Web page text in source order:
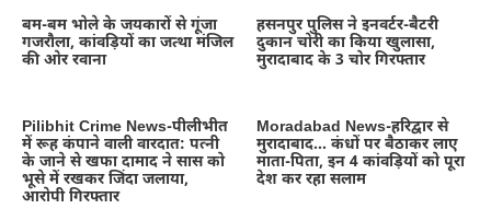
बम-बम भोले के जयकारों से गूंजा
गजरौला, कांवड़ियों का जत्था मंजिल
की ओर रवाना
हसनपुर पुलिस ने इनवर्टर-बैटरी
दुकान चोरी का किया खुलासा,
मुरादाबाद के 3 चोर गिरफ्तार
Pilibhit Crime News-पीलीभीत
में रूह कंपाने वाली वारदात: पत्नी
के जाने से खफा दामाद ने सास को
भूसे में रखकर जिंदा जलाया,
आरोपी गिरफ्तार
Moradabad News-हरिद्वार से
मुरादाबाद… कंधों पर बैठाकर लाए
माता-पिता, इन 4 कांवड़ियों को पूरा
देश कर रहा सलाम